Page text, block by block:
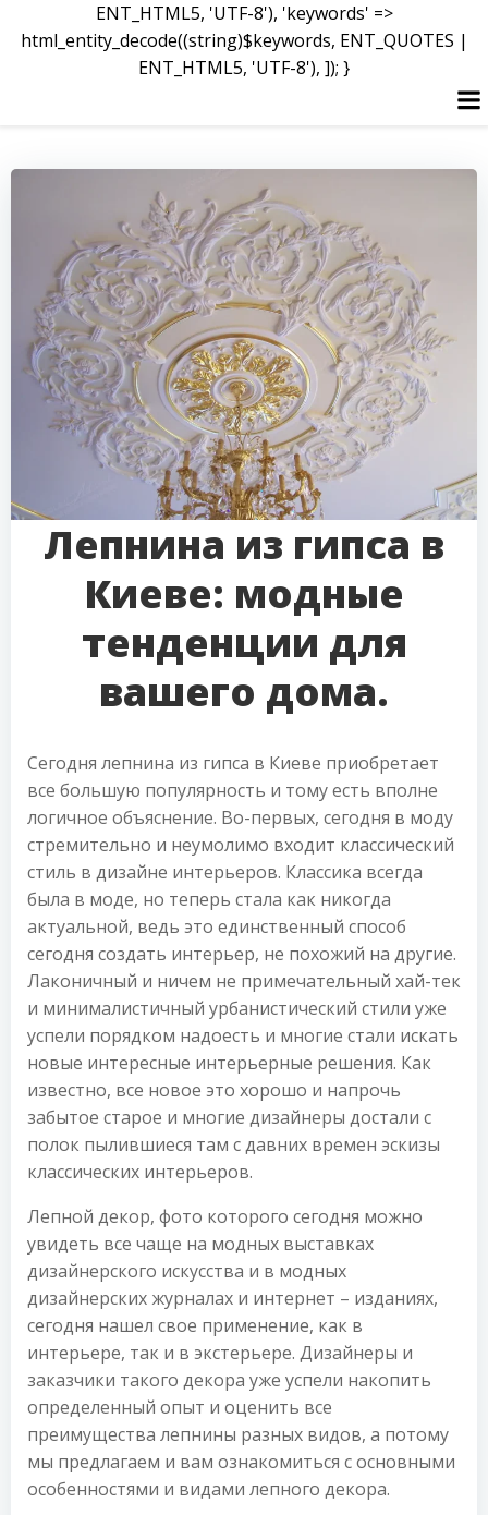
ENT_HTML5, 'UTF-8'), 'keywords' =>
html_entity_decode((string)$keywords, ENT_QUOTES |
ENT_HTML5, 'UTF-8'), ]); }
Лепнина из гипса в
Киеве: модные
тенденции для
вашего дома.
Сегодня лепнина из гипса в Киеве приобретает
все большую популярность и тому есть вполне
логичное объяснение. Во-первых, сегодня в моду
стремительно и неумолимо входит классический
стиль в дизайне интерьеров. Классика всегда
была в моде, но теперь стала как никогда
актуальной, ведь это единственный способ
сегодня создать интерьер, не похожий на другие.
Лаконичный и ничем не примечательный хай-тек
и минималистичный урбанистический стили уже
успели порядком надоесть и многие стали искать
новые интересные интерьерные решения. Как
известно, все новое это хорошо и напрочь
забытое старое и многие дизайнеры достали с
полок пылившиеся там с давних времен эскизы
классических интерьеров.
Лепной декор, фото которого сегодня можно
увидеть все чаще на модных выставках
дизайнерского искусства и в модных
дизайнерских журналах и интернет – изданиях,
сегодня нашел свое применение, как в
интерьере, так и в экстерьере. Дизайнеры и
заказчики такого декора уже успели накопить
определенный опыт и оценить все
преимущества лепнины разных видов, а потому
мы предлагаем и вам ознакомиться с основными
особенностями и видами лепного декора.